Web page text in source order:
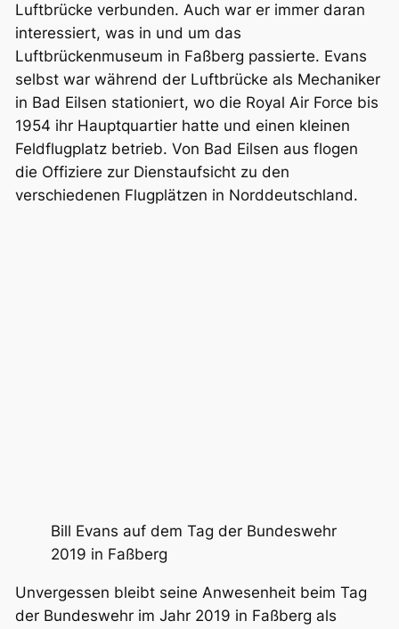
Luftbrücke verbunden. Auch war er immer daran
interessiert, was in und um das
Luftbrückenmuseum in Faßberg passierte. Evans
selbst war während der Luftbrücke als Mechaniker
in Bad Eilsen stationiert, wo die Royal Air Force bis
1954 ihr Hauptquartier hatte und einen kleinen
Feldflugplatz betrieb. Von Bad Eilsen aus flogen
die Offiziere zur Dienstaufsicht zu den
verschiedenen Flugplätzen in Norddeutschland.
Bill Evans auf dem Tag der Bundeswehr
2019 in Faßberg
Unvergessen bleibt seine Anwesenheit beim Tag
der Bundeswehr im Jahr 2019 in Faßberg als